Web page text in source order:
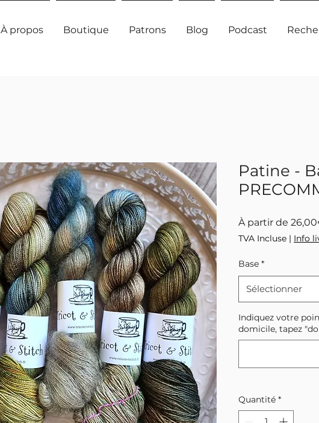
À propos Boutique Patrons Blog Podcast
Patine -
À partir de
TVA Incluse | Info
Base *
Sélectionner
Indiquez votre
domicile, tapez
Quantité *